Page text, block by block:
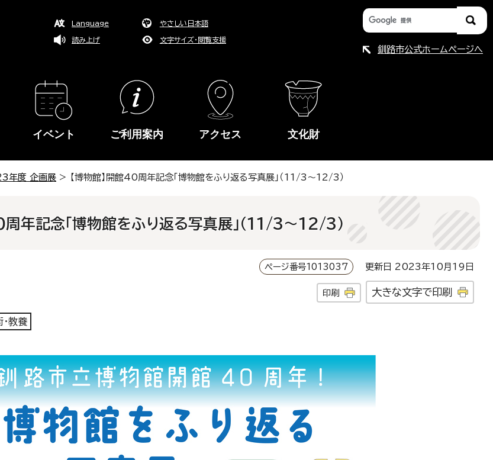
Language やさしい日本語
読み上げ 文字サイズ・閲覧支援
釧路市公式ホームページへ
イベント ご利用案内 アクセス 文化財
年度 企画展 > 【博物館】開館40周年記念「博物館をふり返る写真展」（11/3～12/3）
周年記念「博物館をふり返る写真展」（11/3～12/3）
ページ番号1013037 更新日 2023年10月19日
印刷 大きな文字で印刷
・教養